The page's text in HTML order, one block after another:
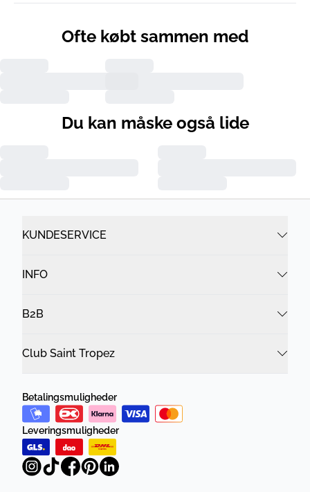
Ofte købt sammen med
Du kan måske også lide
KUNDESERVICE
INFO
B2B
Club Saint Tropez
Betalingsmuligheder
Leveringsmuligheder